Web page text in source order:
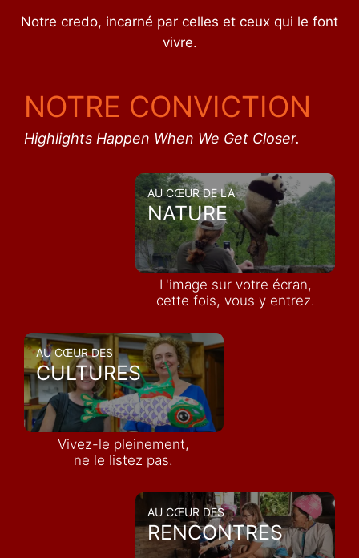
Notre credo, incarné par celles et ceux qui le font
vivre.
NOTRE CONVICTION
Highlights Happen When We Get Closer.
AU CŒUR DE LA
NATURE
L'image sur votre écran,
cette fois, vous y entrez.
AU CŒUR DES
CULTURES
Vivez-le pleinement,
ne le listez pas.
AU CŒUR DES
RENCONTRES